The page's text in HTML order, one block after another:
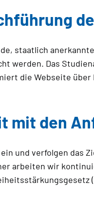
staatlich
werden. Das
die Webseite
mit den
und verfolgen das
arbeiten wir